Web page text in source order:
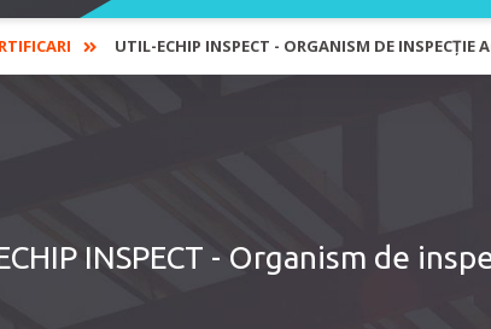
UTIL-ECHIP INSPECT - ORGANISM DE INSPECŢIE
INSPECT - Organism de